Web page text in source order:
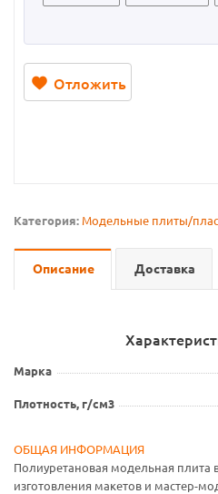
Отложить
Категория: Модельные плиты/
Описание Доставка
Марка
Плотность, г/см3
ОБЩАЯ ИНФОРМАЦИЯ
Полиуретановая модельная плита
изготовления макетов и мастер-